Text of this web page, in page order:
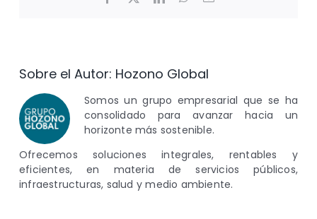
Sobre el Autor: Hozono Global
Somos un grupo empresarial que se ha
consolidado para avanzar hacia un
horizonte más sostenible.
Ofrecemos soluciones integrales, rentables y
eficientes, en materia de servicios públicos,
infraestructuras, salud y medio ambiente.